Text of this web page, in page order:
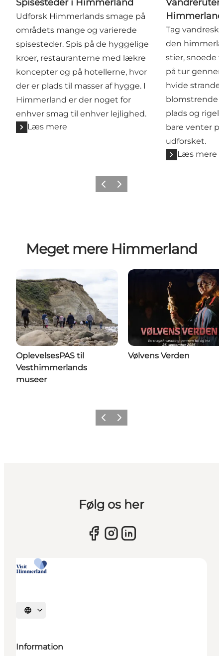
Spisesteder i Himmerland
Udforsk Himmerlands smage på
områdets mange og varierede
spisesteder. Spis på de hyggelige
kroer, restauranterne med lækre
koncepter og på hotellerne, hvor
der er plads til masser af hygge. I
Himmerland er der noget for
enhver smag til enhver lejlighed.
Læs mere
Vandreruter
Tag
den
stier, snoede
på tur
hvide
blomstrende
plads og
bare venter
udforsket.
Læs mere
Forrige billede
Næste billede
Meget mere Himmerland
OplevelsesPAS til
Vesthimmerlands
museer
Vølvens Verden
Forrige billede
Næste billede
Følg os her
Vælg sprog
Information